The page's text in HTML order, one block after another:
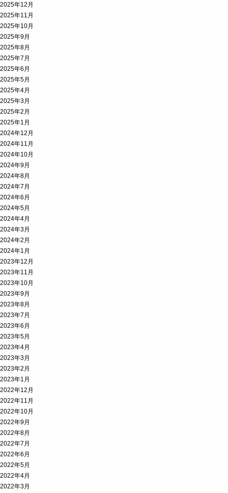
2025年12月
2025年11月
2025年10月
2025年9月
2025年8月
2025年7月
2025年6月
2025年5月
2025年4月
2025年3月
2025年2月
2025年1月
2024年12月
2024年11月
2024年10月
2024年9月
2024年8月
2024年7月
2024年6月
2024年5月
2024年4月
2024年3月
2024年2月
2024年1月
2023年12月
2023年11月
2023年10月
2023年9月
2023年8月
2023年7月
2023年6月
2023年5月
2023年4月
2023年3月
2023年2月
2023年1月
2022年12月
2022年11月
2022年10月
2022年9月
2022年8月
2022年7月
2022年6月
2022年5月
2022年4月
2022年3月